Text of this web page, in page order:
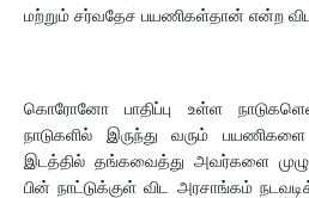
மற்றும் சர்வதேச பயணிகள்தான் என்ற
கொரோனோ பாதிப்பு உள்ள
நாடுகளில் இருந்து வரும்
இடத்தில் தங்கவைத்து அவர்களை
பின் நாட்டுக்குள் விட அரசாங்கம்